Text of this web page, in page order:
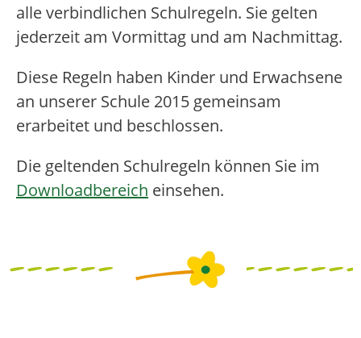
alle verbindlichen Schulregeln. Sie gelten
jederzeit am Vormittag und am Nachmittag.
Diese Regeln haben Kinder und Erwachsene
an unserer Schule 2015 gemeinsam
erarbeitet und beschlossen.
Die geltenden Schulregeln können Sie im
Downloadbereich einsehen.